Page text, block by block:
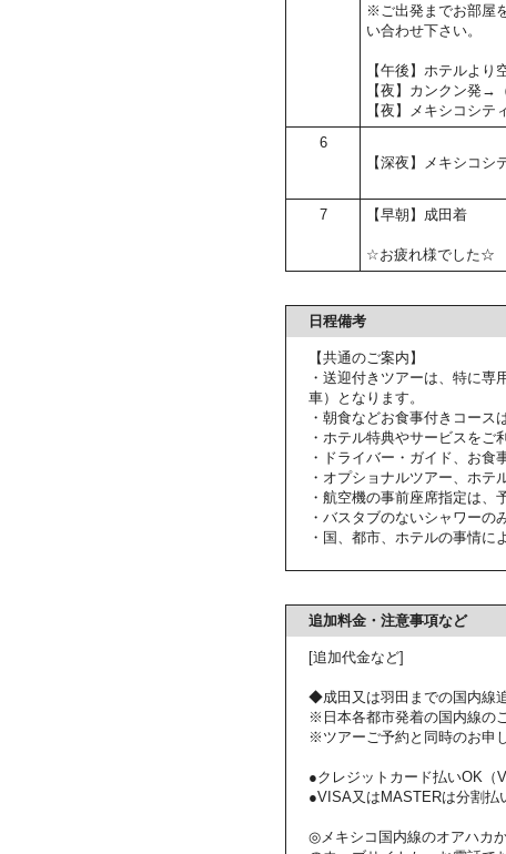
※ご出発までお部屋
い合わせ下さい。
【午後】ホテルより
【夜】カンクン発→
【夜】メキシコシ
6
【深夜】メキシコ
7 【早朝】成田着
☆お疲れ様でした☆
日程備考
【共通のご案内】
・送迎付きツアーは、特に
車）となります。
・朝食などお食事付きコース
・ホテル特典やサービスをご
・ドライバー・ガイド、お食
・オプショナルツアー、ホテ
・航空機の事前座席指定は、
・バスタブのないシャワーの
・国、都市、ホテルの事情に
追加料金・注意事項など
[追加代金など]
◆成田又は羽田までの国内線
※日本各都市発着の国内線の
※ツアーご予約と同時のお申
●クレジットカード払いOK（
●VISA又はMASTERは分割払
◎メキシコ国内線のオアハカ